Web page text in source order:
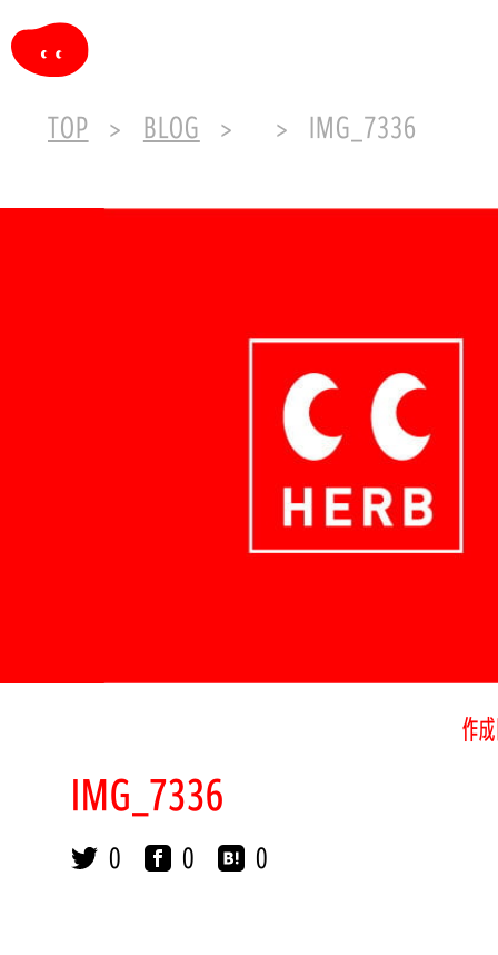
TOP BLOG IMG_7336
作
IMG_7336
0 0 0